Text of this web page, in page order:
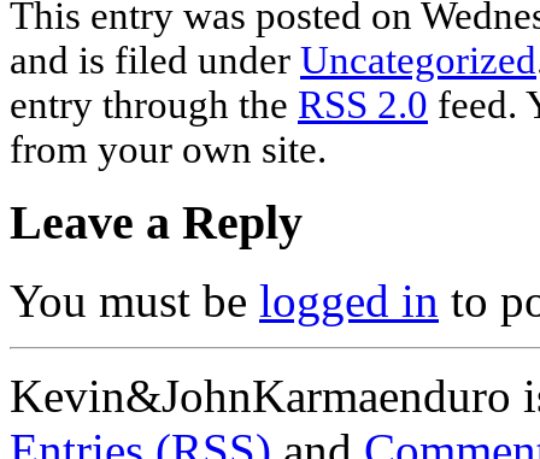
This entry was posted on
and is filed under Uncategorized
entry through the RSS 2.0 feed.
from your own site.
Leave a Reply
You must be logged in to
Kevin&JohnKarmaenduro